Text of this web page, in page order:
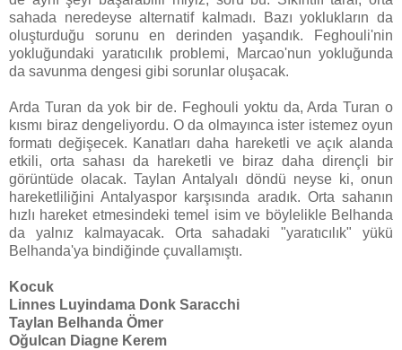
sahada neredeyse alternatif kalmadı. Bazı yoklukların da
oluşturduğu sorunu en derinden yaşandık. Feghouli'nin
yokluğundaki yaratıcılık problemi, Marcao'nun yokluğunda
da savunma dengesi gibi sorunlar oluşacak.
Arda Turan da yok bir de. Feghouli yoktu da, Arda Turan o
kısmı biraz dengeliyordu. O da olmayınca ister istemez oyun
formatı değişecek. Kanatları daha hareketli ve açık alanda
etkili, orta sahası da hareketli ve biraz daha dirençli bir
görüntüde olacak. Taylan Antalyalı döndü neyse ki, onun
hareketliliğini Antalyaspor karşısında aradık. Orta sahanın
hızlı hareket etmesindeki temel isim ve böylelikle Belhanda
da yalnız kalmayacak. Orta sahadaki "yaratıcılık" yükü
Belhanda'ya bindiğinde çuvallamıştı.
Kocuk
Linnes Luyindama Donk Saracchi
Taylan Belhanda Ömer
Oğulcan Diagne Kerem